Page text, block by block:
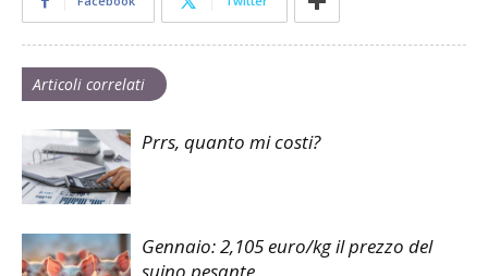
Articoli correlati
Prrs, quanto mi costi?
Gennaio: 2,105 euro/kg il prezzo del